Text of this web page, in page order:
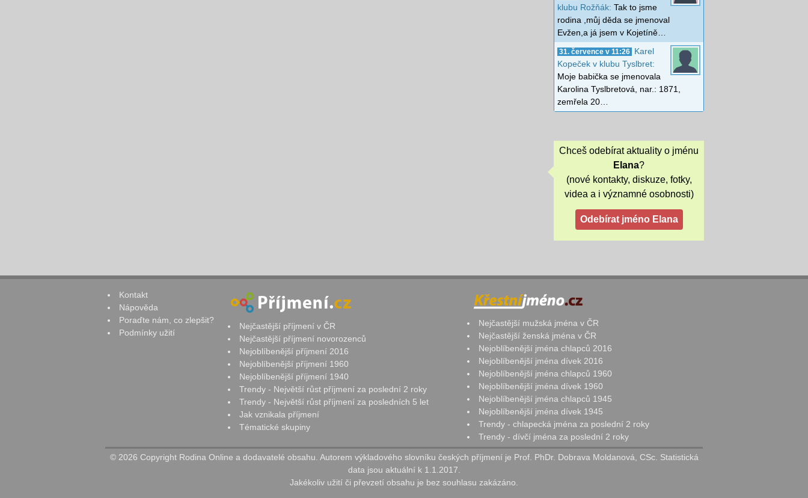
klubu Rožňák: Tak to jsme
rodina ,můj děda se jmenoval
Evžen,a já jsem v Kojetíně…
31. července v 11:26
Karel
Kopeček v klubu Tyslbret:
Moje babička se jmenovala
Karolina Tyslbretová, nar.: 1871,
zemřela 20…
Chceš odebírat aktuality o jménu
Elana?
(nové kontakty, diskuze, fotky,
videa a i významné osobnosti)
Kontakt
Nápověda
Poraďte nám, co zlepšit?
Podmínky užití
Nejčastější příjmení v ČR
Nejčastější příjmení novorozenců
Nejoblíbenější příjmení 2016
Nejoblíbenější příjmení 1960
Nejoblíbenější příjmení 1940
Trendy - Největší růst příjmení za poslední 2 roky
Trendy - Největší růst příjmení za posledních 5 let
Jak vznikala příjmení
Tématické skupiny
Nejčastější mužská jména v ČR
Nejčastější ženská jména v ČR
Nejoblíbenější jména chlapců 2016
Nejoblíbenější jména dívek 2016
Nejoblíbenější jména chlapců 1960
Nejoblíbenější jména dívek 1960
Nejoblíbenější jména chlapců 1945
Nejoblíbenější jména dívek 1945
Trendy - chlapecká jména za poslední 2 roky
Trendy - dívčí jména za poslední 2 roky
© 2026 Copyright Rodina Online a dodavatelé obsahu. Autorem výkladového slovníku českých příjmení je Prof. PhDr. Dobrava Moldanová, CSc. Statistická
data jsou aktuální k 1.1.2017.
Jakékoliv užití či převzetí obsahu je bez souhlasu zakázáno.